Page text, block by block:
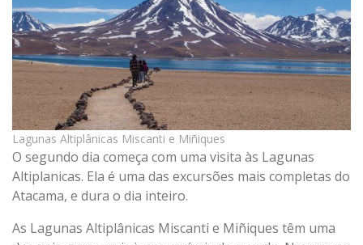
Lagunas Altiplânicas Miscanti e Miñiques
O segundo dia começa com uma visita às Lagunas
Altiplanicas. Ela é uma das excursões mais completas do
Atacama, e dura o dia inteiro.
As Lagunas Altiplânicas Miscanti e Miñiques têm uma